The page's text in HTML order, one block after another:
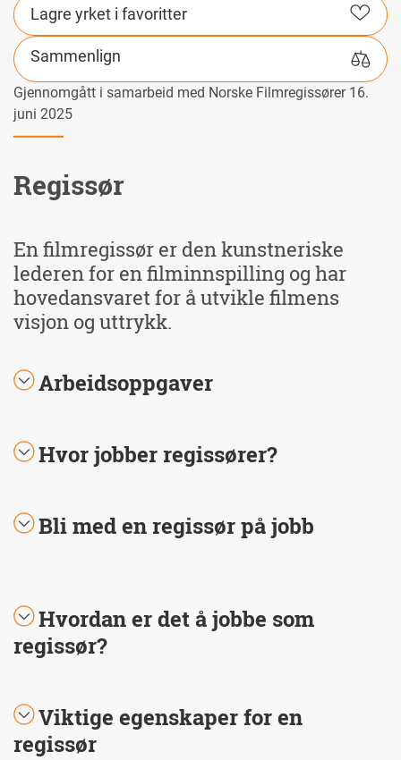
Lagre yrket i favoritter
Sammenlign
Gjennomgått i samarbeid med Norske Filmregissører 16.
juni 2025
Regissør
En filmregissør er den kunstneriske
lederen for en filminnspilling og har
hovedansvaret for å utvikle filmens
visjon og uttrykk.
Arbeidsoppgaver
Hvor jobber regissører?
Bli med en regissør på jobb
Hvordan er det å jobbe som
regissør?
Viktige egenskaper for en
regissør